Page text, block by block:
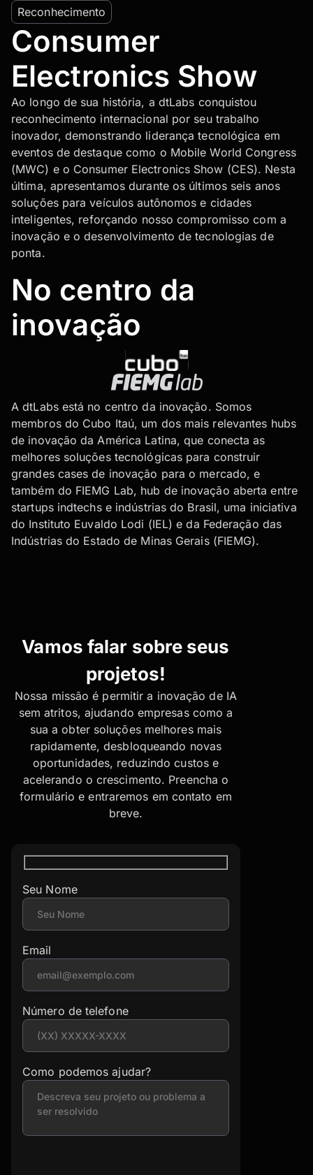
Reconhecimento
Consumer
Electronics Show
Ao longo de sua história, a dtLabs conquistou
reconhecimento internacional por seu trabalho
inovador, demonstrando liderança tecnológica em
eventos de destaque como o Mobile World Congress
(MWC) e o Consumer Electronics Show (CES). Nesta
última, apresentamos durante os últimos seis anos
soluções para veículos autônomos e cidades
inteligentes, reforçando nosso compromisso com a
inovação e o desenvolvimento de tecnologias de
ponta.
No centro da
inovação
A dtLabs está no centro da inovação. Somos
membros do Cubo Itaú, um dos mais relevantes hubs
de inovação da América Latina, que conecta as
melhores soluções tecnológicas para construir
grandes cases de inovação para o mercado, e
também do FIEMG Lab, hub de inovação aberta entre
startups indtechs e indústrias do Brasil, uma iniciativa
do Instituto Euvaldo Lodi (IEL) e da Federação das
Indústrias do Estado de Minas Gerais (FIEMG).
Vamos falar sobre seus
projetos!
Nossa missão é permitir a inovação de IA
sem atritos, ajudando empresas como a
sua a obter soluções melhores mais
rapidamente, desbloqueando novas
oportunidades, reduzindo custos e
acelerando o crescimento. Preencha o
formulário e entraremos em contato em
breve.
Seu Nome
Email
Número de telefone
Como podemos ajudar?